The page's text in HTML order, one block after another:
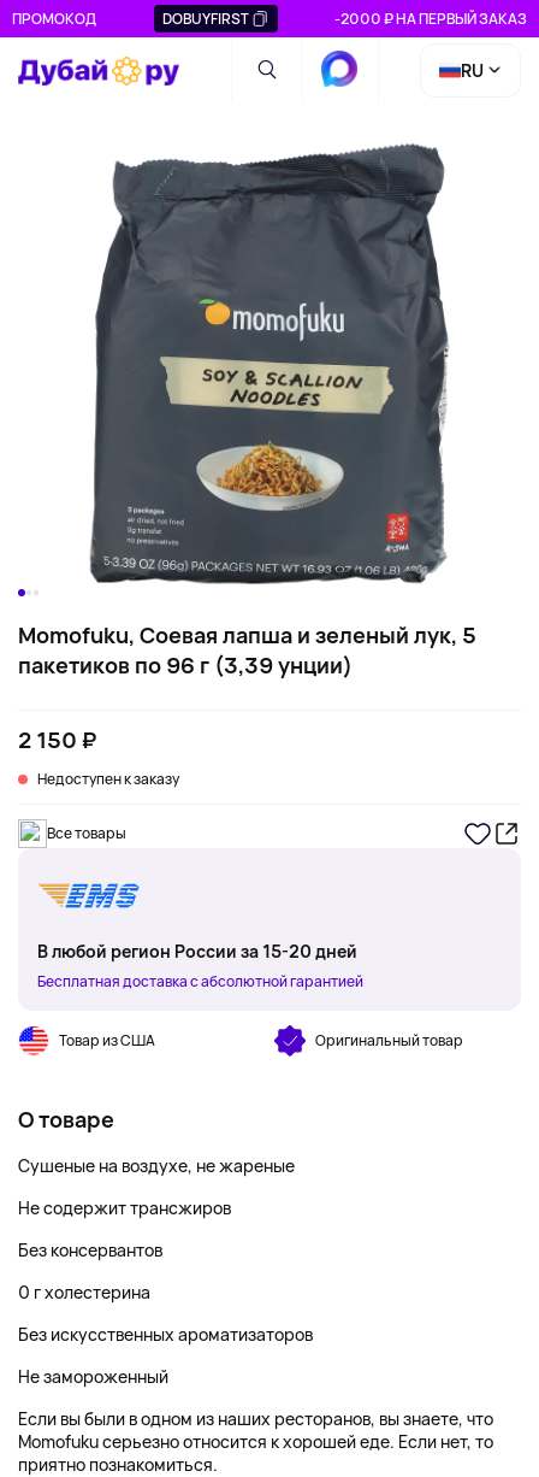
ПРОМОКОД DOBUYFIRST -2000 ₽ НА ПЕРВЫЙ ЗАКАЗ
RU
Momofuku, Соевая лапша и зеленый лук, 5
пакетиков по 96 г (3,39 унции)
2 150 ₽
Недоступен к заказу
Все товары
В любой регион России за 15-20 дней
Бесплатная доставка с абсолютной гарантией
Товар из США Оригинальный товар
О товаре
Сушеные на воздухе, не жареные
Не содержит трансжиров
Без консервантов
0 г холестерина
Без искусственных ароматизаторов
Не замороженный
Если вы были в одном из наших ресторанов, вы знаете, что
Momofuku серьезно относится к хорошей еде. Если нет, то
приятно познакомиться.